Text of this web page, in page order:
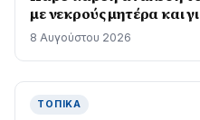
με νεκρούς μητέρα και
8 Αυγούστου 2026
ΤΟΠΙΚΆ